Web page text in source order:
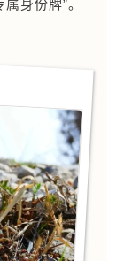
款冬
在持续扩充。
—— 禾子涧白
种，也是首个
身份牌”。